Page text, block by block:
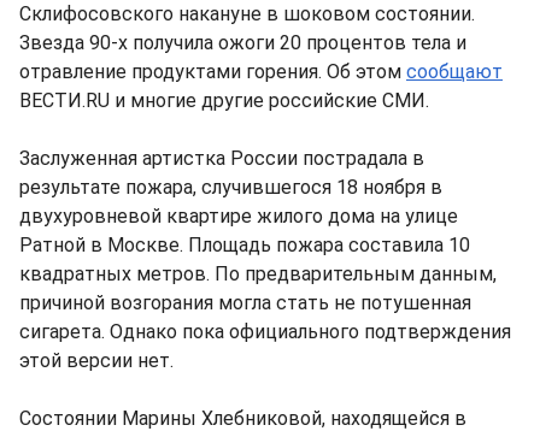
Склифосовского накануне в шоковом состоянии.
Звезда 90-х получила ожоги 20 процентов тела и
отравление продуктами горения. Об этом сообщают
ВЕСТИ.RU и многие другие российские СМИ.
Заслуженная артистка России пострадала в
результате пожара, случившегося 18 ноября в
двухуровневой квартире жилого дома на улице
Ратной в Москве. Площадь пожара составила 10
квадратных метров. По предварительным данным,
причиной возгорания могла стать не потушенная
сигарета. Однако пока официального подтверждения
этой версии нет.
Состоянии Марины Хлебниковой, находящейся в